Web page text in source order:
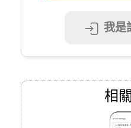
我是
相